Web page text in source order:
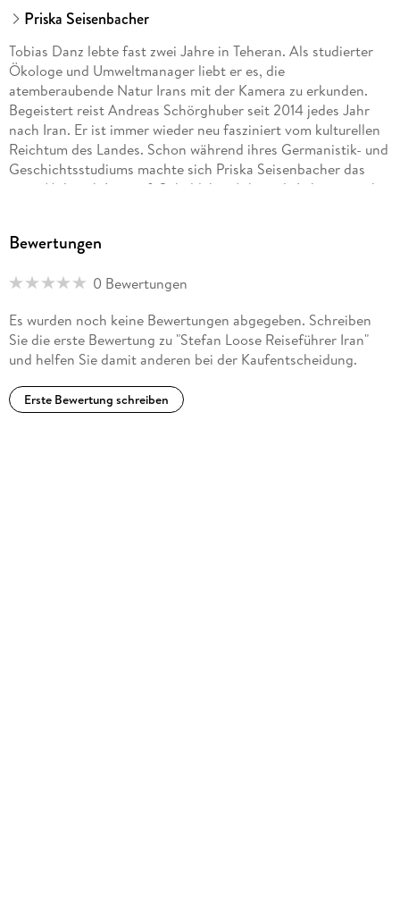
Priska Seisenbacher
Tobias Danz lebte fast zwei Jahre in Teheran. Als studierter
Ökologe und Umweltmanager liebt er es, die
atemberaubende Natur Irans mit der Kamera zu erkunden.
Begeistert reist Andreas Schörghuber seit 2014 jedes Jahr
nach Iran. Er ist immer wieder neu fasziniert vom kulturellen
Reichtum des Landes. Schon während ihres Germanistik- und
Geschichtsstudiums machte sich Priska Seisenbacher das
erste Mal nach Iran auf. Sobald ihre Arbeit als Lehrerin und
Bewertungen
0 Bewertungen
Es wurden noch keine Bewertungen abgegeben. Schreiben
Sie die erste Bewertung zu "Stefan Loose Reiseführer Iran"
und helfen Sie damit anderen bei der Kaufentscheidung.
Erste Bewertung schreiben